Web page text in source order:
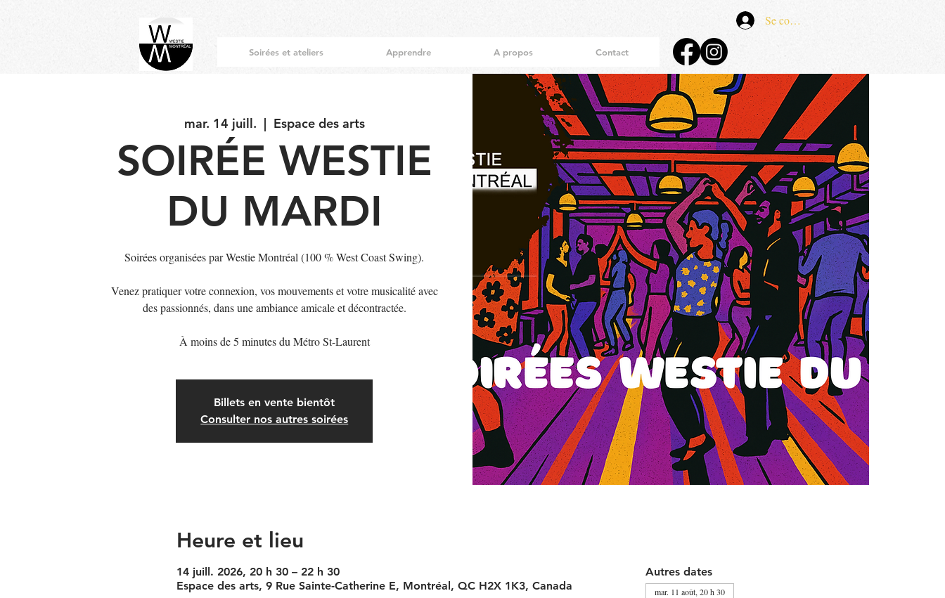
Se connecter
Soirées et ateliers Apprendre A propos Contact
mar. 14 juill.
  |
Espace des arts
SOIRÉE WESTIE
DU MARDI
Soirées organisées par Westie Montréal (100 % West Coast Swing).
Venez pratiquer votre connexion, vos mouvements et votre musicalité avec
des passionnés, dans une ambiance amicale et décontractée.
À moins de 5 minutes du Métro St-Laurent
Billets en vente bientôt
Consulter nos autres soirées
Heure et lieu
14 juill. 2026, 20 h 30 – 22 h 30
Espace des arts, 9 Rue Sainte-Catherine E, Montréal, QC H2X 1K3, Canada
Autres dates
mar. 11 août, 20 h 30